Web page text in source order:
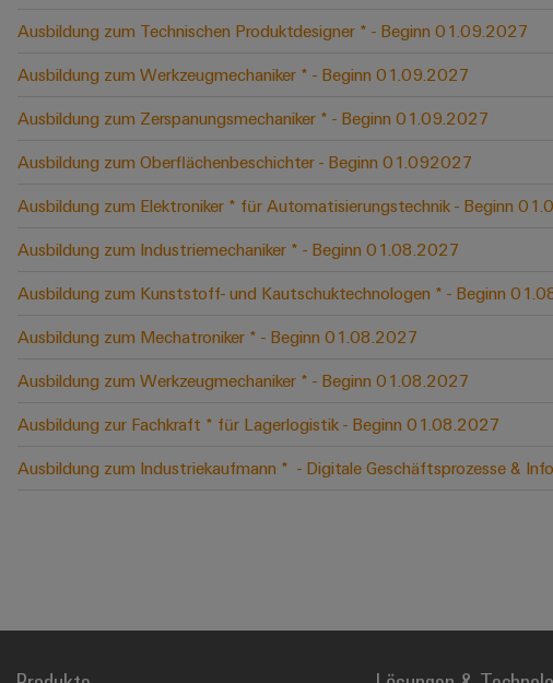
Ausbildung zum Technischen Produktdesigner * - Beginn 01.09.2027
Ausbildung zum Werkzeugmechaniker * - Beginn 01.09.2027
Ausbildung zum Zerspanungsmechaniker * - Beginn 01.09.2027
Ausbildung zum Oberflächenbeschichter - Beginn 01.092027
Ausbildung zum Elektroniker * für Automatisierungstechnik - Beginn
Ausbildung zum Industriemechaniker * - Beginn 01.08.2027
Ausbildung zum Kunststoff- und Kautschuktechnologen * - Beginn
Ausbildung zum Mechatroniker * - Beginn 01.08.2027
Ausbildung zum Werkzeugmechaniker * - Beginn 01.08.2027
Ausbildung zur Fachkraft * für Lagerlogistik - Beginn 01.08.2027
Ausbildung zum Industriekaufmann * ​ - Digitale Geschäftsprozesse &